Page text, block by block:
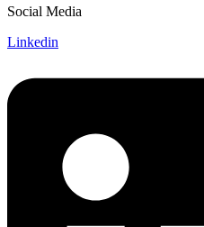
Social Media
Linkedin